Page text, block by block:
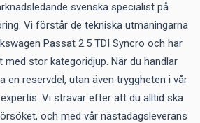
svenska specialist på
Vi förstår de tekniska utmaningarna
Passat 2.5 TDI Syncro och har
stor kategoridjup. När du handlar
en reservdel, utan även tryggheten i vår
Vi strävar efter att du alltid ska
och med vår nästadagsleverans